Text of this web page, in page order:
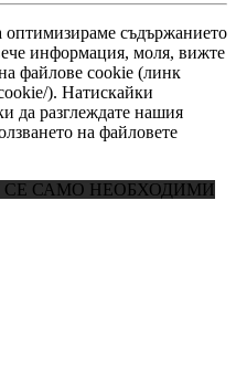
оптимизираме съдържанието
информация, моля, вижте
файлове cookie (линк
). Натискайки
разглеждате нашия
на файловете
СЕ САМО НЕОБХОДИМИ